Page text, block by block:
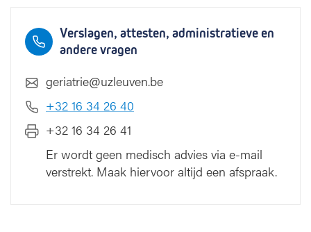
Verslagen, attesten, administratieve en
andere vragen
geriatrie@uzleuven.be
+32 16 34 26 40
+32 16 34 26 41
Er wordt geen medisch advies via e-mail
verstrekt. Maak hiervoor altijd een afspraak.